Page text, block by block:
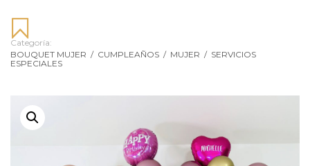
Categoría:
BOUQUET MUJER / CUMPLEAÑOS / MUJER / SERVICIOS
ESPECIALES